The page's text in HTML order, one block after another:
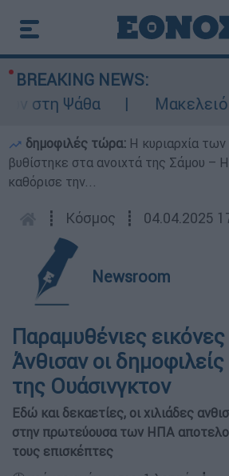
BREAKING NEWS:
στη Ψάθα
Μακελειό
δημοφιλές τώρα: Η κυριαρχία
βυθίστηκε στα ανοιχτά της Σάμου –
καθόρισε την...
┋ Κόσμος ┋ 04.04.2025
Newsroom
Παραμυθένιες
Άνθισαν οι
της Ουάσινγκτον
Εδώ και δεκαετίες, οι χιλιάδες
στην πρωτεύουσα των ΗΠΑ
τους επισκέπτες